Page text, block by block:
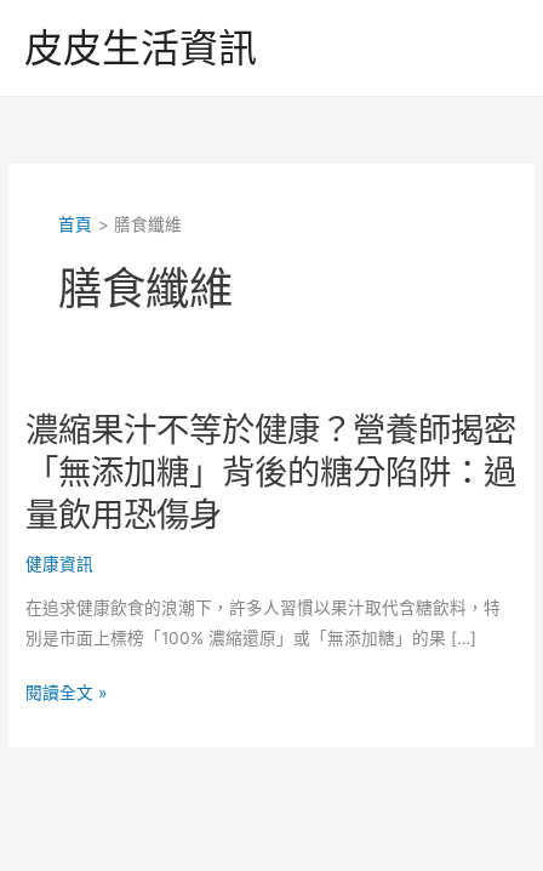
皮皮生活資訊
首頁 膳食纖維
膳食纖維
濃縮果汁不等於健康？營養師揭密
「無添加糖」背後的糖分陷阱：過
量飲用恐傷身
健康資訊
在追求健康飲食的浪潮下，許多人習慣以果汁取代含糖飲料，特
別是市面上標榜「100% 濃縮還原」或「無添加糖」的果 […]
濃
閱讀全文 »